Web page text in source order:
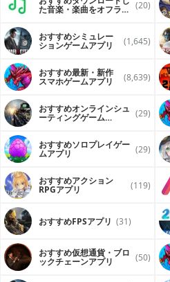
た音楽・楽曲をオフライ (20)
おすすめシミュレー
ションゲームアプリ (1,645)
おすすめ最新・新作
スマホゲームアプリ (8,639)
おすすめオンラインシュ
ーティングゲーム (29)
おすすめソロプレイゲー
ムアプリ (29)
おすすめアクション
RPGアプリ (119)
おすすめFPSアプリ (31)
おすすめ仮想通貨・ブロ
ックチェーンアプリ (50)